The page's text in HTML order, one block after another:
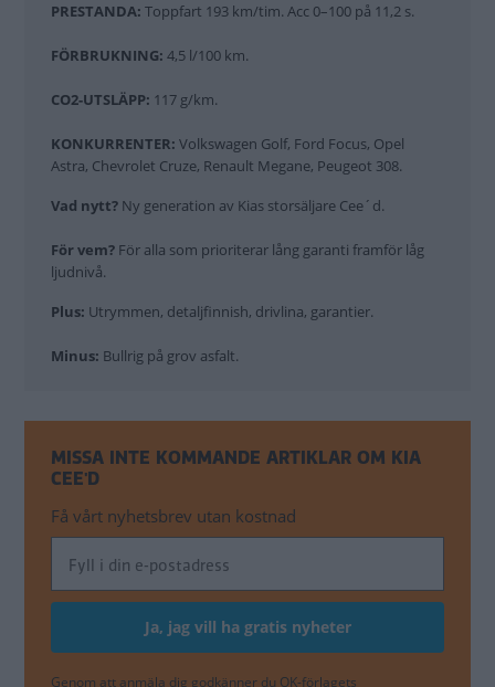
PRESTANDA: Toppfart 193 km/tim. Acc 0–100 på 11,2 s.
FÖRBRUKNING: 4,5 l/100 km.
CO2-UTSLÄPP: 117 g/km.
KONKURRENTER: Volkswagen Golf, Ford Focus, Opel
Astra, Chevrolet Cruze, Renault Megane, Peugeot 308.
Vad nytt? Ny generation av Kias storsäljare Cee´d.
För vem? För alla som prioriterar lång garanti framför låg
ljudnivå.
Plus: Utrymmen, detaljfinnish, drivlina, garantier.
Minus: Bullrig på grov asfalt.
MISSA INTE KOMMANDE ARTIKLAR OM KIA
CEE'D
Få vårt nyhetsbrev utan kostnad
Genom att anmäla dig godkänner du OK-förlagets